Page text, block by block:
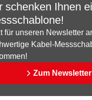
schenken Ihnen
für unseren Newsletter
Kabel-
Zum